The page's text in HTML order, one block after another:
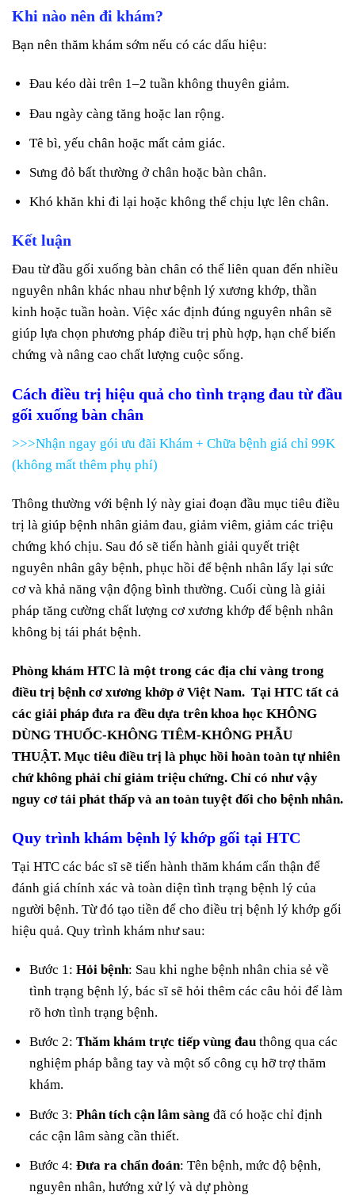
Khi nào nên đi khám?
Bạn nên thăm khám sớm nếu có các dấu hiệu:
Đau kéo dài trên 1–2 tuần không thuyên giảm.
Đau ngày càng tăng hoặc lan rộng.
Tê bì, yếu chân hoặc mất cảm giác.
Sưng đỏ bất thường ở chân hoặc bàn chân.
Khó khăn khi đi lại hoặc không thể chịu lực lên chân.
Kết luận
Đau từ đầu gối xuống bàn chân có thể liên quan đến nhiều
nguyên nhân khác nhau như bệnh lý xương khớp, thần
kinh hoặc tuần hoàn. Việc xác định đúng nguyên nhân sẽ
giúp lựa chọn phương pháp điều trị phù hợp, hạn chế biến
chứng và nâng cao chất lượng cuộc sống.
Cách điều trị hiệu quả cho tình trạng đau từ đầu
gối xuống bàn chân
>>>Nhận ngay gói ưu đãi Khám + Chữa bệnh giá chỉ 99K
(không mất thêm phụ phí)
Thông thường với bệnh lý này giai đoạn đầu mục tiêu điều
trị là giúp bệnh nhân giảm đau, giảm viêm, giảm các triệu
chứng khó chịu. Sau đó sẽ tiến hành giải quyết triệt
nguyên nhân gây bệnh, phục hồi để bệnh nhân lấy lại sức
cơ và khả năng vận động bình thường. Cuối cùng là giải
pháp tăng cường chất lượng cơ xương khớp để bệnh nhân
không bị tái phát bệnh.
Phòng khám HTC là một trong các địa chỉ vàng trong
điều trị bệnh cơ xương khớp ở Việt Nam. Tại HTC tất cả
các giải pháp đưa ra đều dựa trên khoa học KHÔNG
DÙNG THUỐC-KHÔNG TIÊM-KHÔNG PHẪU
THUẬT. Mục tiêu điều trị là phục hồi hoàn toàn tự nhiên
chứ không phải chỉ giảm triệu chứng. Chỉ có như vậy
nguy cơ tái phát thấp và an toàn tuyệt đối cho bệnh nhân.
Quy trình khám bệnh lý khớp gối tại HTC
Tại HTC các bác sĩ sẽ tiến hành thăm khám cẩn thận để
đánh giá chính xác và toàn diện tình trạng bệnh lý của
người bệnh. Từ đó tạo tiền để cho điều trị bệnh lý khớp gối
hiệu quả. Quy trình khám như sau:
Bước 1:Hỏi bệnh: Sau khi nghe bệnh nhân chia sẻ về
tình trạng bệnh lý, bác sĩ sẽ hỏi thêm các câu hỏi để làm
rõ hơn tình trạng bệnh.
Bước 2: Thăm khám trực tiếp vùng đau thông qua các
nghiệm pháp bằng tay và một số công cụ hỡ trợ thăm
khám.
Bước 3:Phân tích cận lâm sàng đã có hoặc chỉ định
các cận lâm sàng cần thiết.
Bước 4:Đưa ra chẩn đoán: Tên bệnh, mức độ bệnh,
nguyên nhân, hướng xử lý và dự phòng